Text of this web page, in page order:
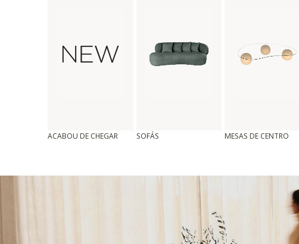
ACABOU DE CHEGAR SOFÁS MESAS DE CENTRO